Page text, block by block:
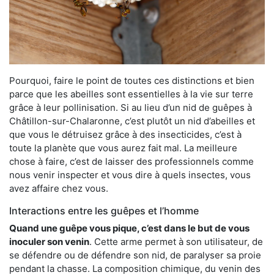
Pourquoi, faire le point de toutes ces distinctions et bien
parce que les abeilles sont essentielles à la vie sur terre
grâce à leur pollinisation. Si au lieu d’un nid de guêpes à
Châtillon-sur-Chalaronne, c’est plutôt un nid d’abeilles et
que vous le détruisez grâce à des insecticides, c’est à
toute la planète que vous aurez fait mal. La meilleure
chose à faire, c’est de laisser des professionnels comme
nous venir inspecter et vous dire à quels insectes, vous
avez affaire chez vous.
Interactions entre les guêpes et l’homme
Quand une guêpe vous pique, c’est dans le but de vous
inoculer son venin. Cette arme permet à son utilisateur, de
se défendre ou de défendre son nid, de paralyser sa proie
pendant la chasse. La composition chimique, du venin des